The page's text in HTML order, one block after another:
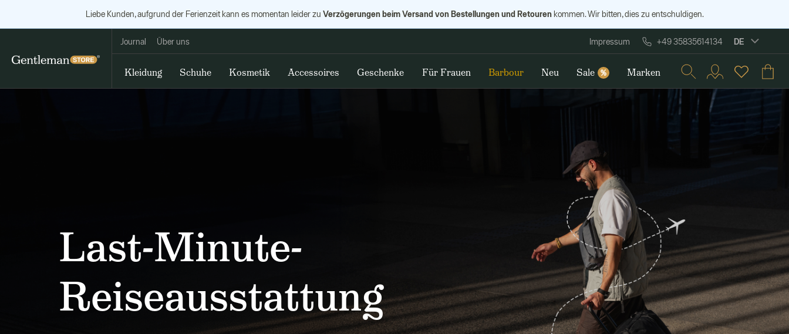
Liebe Kunden, aufgrund der Ferienzeit kann es momentan leider zu Verzögerungen beim Versand von Bestellungen und Retourenkommen. Wir bitten, dies zu entschuldigen.
Journal Über uns Impressum +49 35835614134 DE
Kleidung Schuhe Kosmetik Accessoires Geschenke Für Frauen Barbour Neu Sale % Marken
Last-Minute-
Reiseausstattung